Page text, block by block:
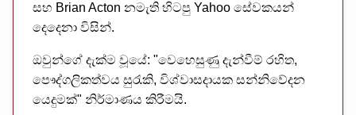
සහ Brian Acton නමැති හිටපු Yahoo සේවකයන්
දෙදෙනා විසින්.
ඔවුන්ගේ දැක්ම වූයේ: "වෙහෙසුණු දැන්වීම් රහිත,
පෞද්ගලිකත්වය සුරැකි, විශ්වාසදායක සන්නිවේදන
යෙදුමක්" නිර්මාණය කිරීමයි.